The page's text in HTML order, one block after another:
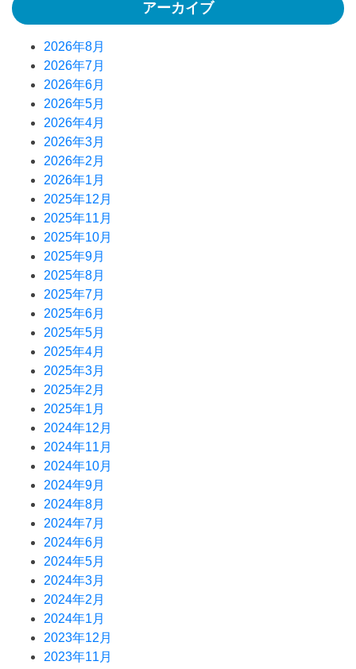
アーカイブ
2026年8月
2026年7月
2026年6月
2026年5月
2026年4月
2026年3月
2026年2月
2026年1月
2025年12月
2025年11月
2025年10月
2025年9月
2025年8月
2025年7月
2025年6月
2025年5月
2025年4月
2025年3月
2025年2月
2025年1月
2024年12月
2024年11月
2024年10月
2024年9月
2024年8月
2024年7月
2024年6月
2024年5月
2024年3月
2024年2月
2024年1月
2023年12月
2023年11月